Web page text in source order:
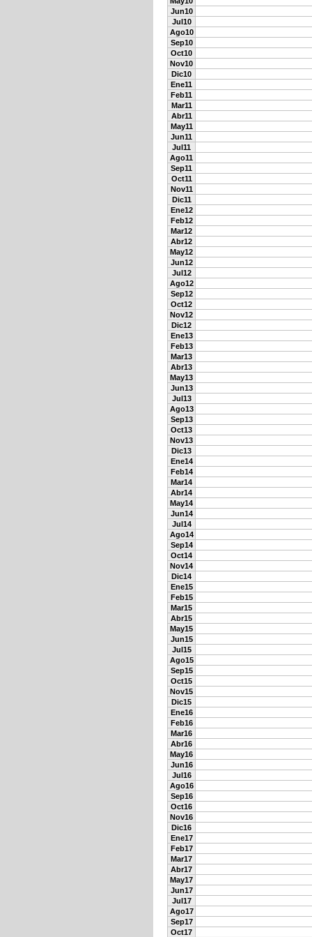
Jun10
Jul10
Ago10
Sep10
Oct10
Nov10
Dic10
Ene11
Feb11
Mar11
Abr11
May11
Jun11
Jul11
Ago11
Sep11
Oct11
Nov11
Dic11
Ene12
Feb12
Mar12
Abr12
May12
Jun12
Jul12
Ago12
Sep12
Oct12
Nov12
Dic12
Ene13
Feb13
Mar13
Abr13
May13
Jun13
Jul13
Ago13
Sep13
Oct13
Nov13
Dic13
Ene14
Feb14
Mar14
Abr14
May14
Jun14
Jul14
Ago14
Sep14
Oct14
Nov14
Dic14
Ene15
Feb15
Mar15
Abr15
May15
Jun15
Jul15
Ago15
Sep15
Oct15
Nov15
Dic15
Ene16
Feb16
Mar16
Abr16
May16
Jun16
Jul16
Ago16
Sep16
Oct16
Nov16
Dic16
Ene17
Feb17
Mar17
Abr17
May17
Jun17
Jul17
Ago17
Sep17
Oct17